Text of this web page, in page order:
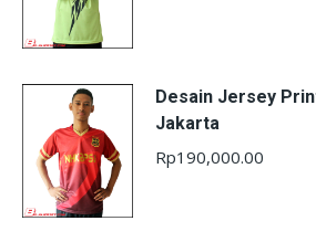
Desain Jersey
Jakarta
Rp190,000.00